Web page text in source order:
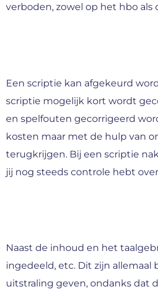
verboden, zowel op het hbo als
Een scriptie kan afgekeurd
scriptie mogelijk kort wordt
en spelfouten gecorrigeerd
kosten maar met de hulp van
terugkrijgen. Bij een scriptie
jij nog steeds controle hebt
Naast de inhoud en het
ingedeeld, etc. Dit zijn
uitstraling geven, ondanks dat